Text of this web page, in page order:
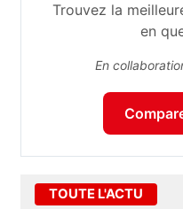
Trouvez la
en
En
TOUTE L'ACTU